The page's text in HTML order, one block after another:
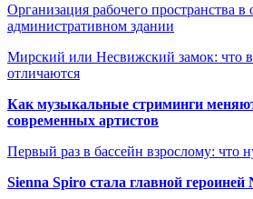
Организация рабочего пространства в
административном здании
Мирский или Несвижский замок: что
отличаются
Как музыкальные стриминги
современных артистов
Первый раз в бассейн взрослому: что
Sienna Spiro стала главной